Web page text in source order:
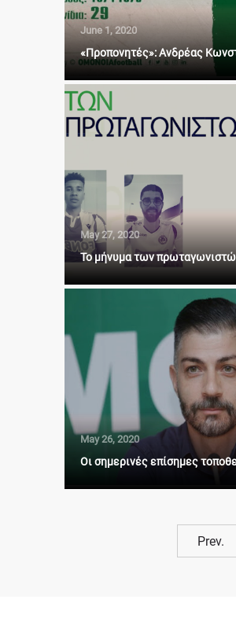
June 1, 2020
«Προπονητές»: Ανδρέας
May 27, 2020
Το μήνυμα των
May 26, 2020
Οι σημερινές επίσημες
Prev.